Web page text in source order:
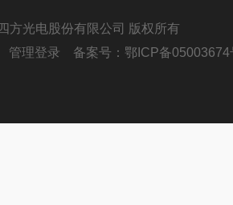
方光电股份有限公司 版权所有
管理登录 备案号： 鄂ICP备05003674